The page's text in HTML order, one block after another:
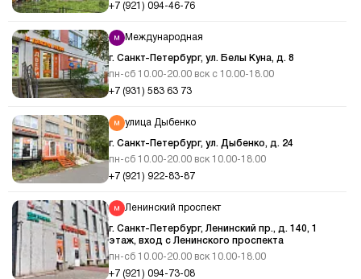
+7 (921) 094-46-76
Международная
г. Санкт-Петербург, ул. Белы Куна, д. 8
пн-сб 10.00-20.00 вск с 10.00-18.00
+7 (931) 583 63 73
улица Дыбенко
г. Санкт-Петербург, ул. Дыбенко, д. 24
пн-сб 10.00-20.00 вск 10.00-18.00
+7 (921) 922-83-87
Ленинский проспект
г. Санкт-Петербург, Ленинский пр., д. 140, 1
этаж, вход с Ленинского проспекта
пн-сб 10.00-20.00 вск 10.00-18.00
+7 (921) 094-73-08